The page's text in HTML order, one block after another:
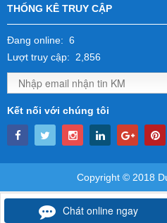
THỐNG KÊ TRUY CẬP
Đang online: 6
Lượt truy cập: 2,856
Kết nối với chúng tôi
Copyright © 2018
Chát online ngay